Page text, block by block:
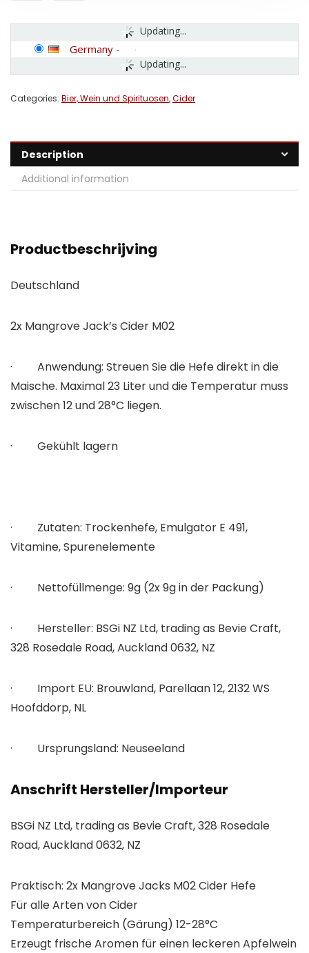
Updating...
Updating...
Germany -
Categories: Bier, Wein und Spirituosen,Cider
Description
Additional information
Productbeschrijving
Deutschland
2x Mangrove Jack’s Cider M02
· Anwendung: Streuen Sie die Hefe direkt in die
Maische. Maximal 23 Liter und die Temperatur muss
zwischen 12 und 28°C liegen.
· Gekühlt lagern
· Zutaten: Trockenhefe, Emulgator E 491,
Vitamine, Spurenelemente
· Nettofüllmenge: 9g (2x 9g in der Packung)
· Hersteller: BSGi NZ Ltd, trading as Bevie Craft,
328 Rosedale Road, Auckland 0632, NZ
· Import EU: Brouwland, Parellaan 12, 2132 WS
Hoofddorp, NL
· Ursprungsland: Neuseeland
Anschrift Hersteller/Importeur
BSGi NZ Ltd, trading as Bevie Craft, 328 Rosedale
Road, Auckland 0632, NZ
Praktisch: 2x Mangrove Jacks M02 Cider Hefe
Für alle Arten von Cider
Temperaturbereich (Gärung) 12-28°C
Erzeugt frische Aromen für einen leckeren Apfelwein